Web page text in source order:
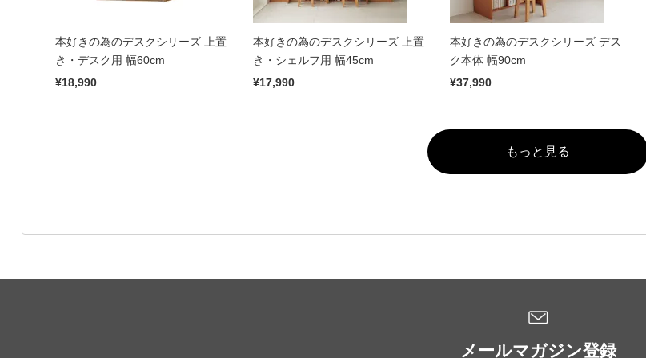
本好きの為のデスクシリーズ 上置
き・デスク用 幅60cm
¥18,990
本好きの為のデスクシリーズ 上置
き・シェルフ用 幅45cm
¥17,990
本好きの為のデスクシリーズ デス
ク本体 幅90cm
¥37,990
もっと見る
メールマガジン登録